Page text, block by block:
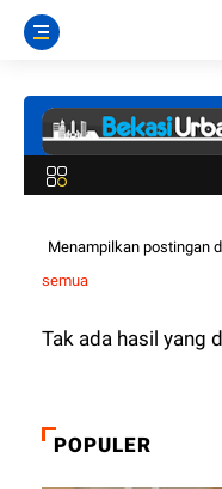
Menampilkan postingan
semua
Tak ada hasil yang
POPULER